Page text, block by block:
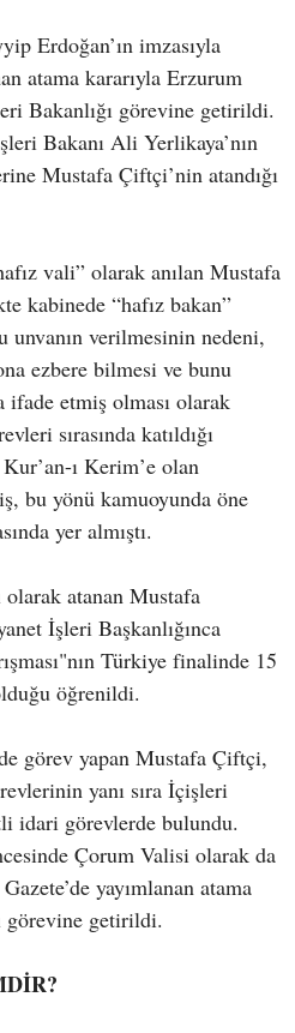
Erdoğan’ın imzasıyla
atama kararıyla Erzurum
Bakanlığı görevine getirildi.
Bakanı Ali Yerlikaya’nın
Mustafa Çiftçi’nin atandığı
vali” olarak anılan Mustafa
kabinede “hafız bakan”
unvanın verilmesinin nedeni,
ezbere bilmesi ve bunu
etmiş olması olarak
sırasında katıldığı
ı Kerim’e olan
bu yönü kamuoyunda öne
yer almıştı.
atanan Mustafa
İşleri Başkanlığınca
Türkiye finalinde 15
öğrenildi.
görev yapan Mustafa Çiftçi,
yanı sıra İçişleri
idari görevlerde bulundu.
Çorum Valisi olarak da
yayımlanan atama
görevine getirildi.